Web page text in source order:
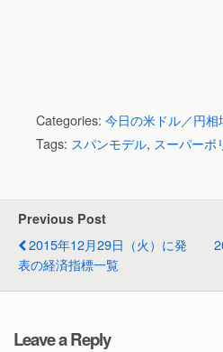
Categories: 今日の米ドル／円相
Tags: スパンモデル, スーパーボ
Previous Post
2015年12月29日（火）に発
表の経済指標一覧
Leave a Reply